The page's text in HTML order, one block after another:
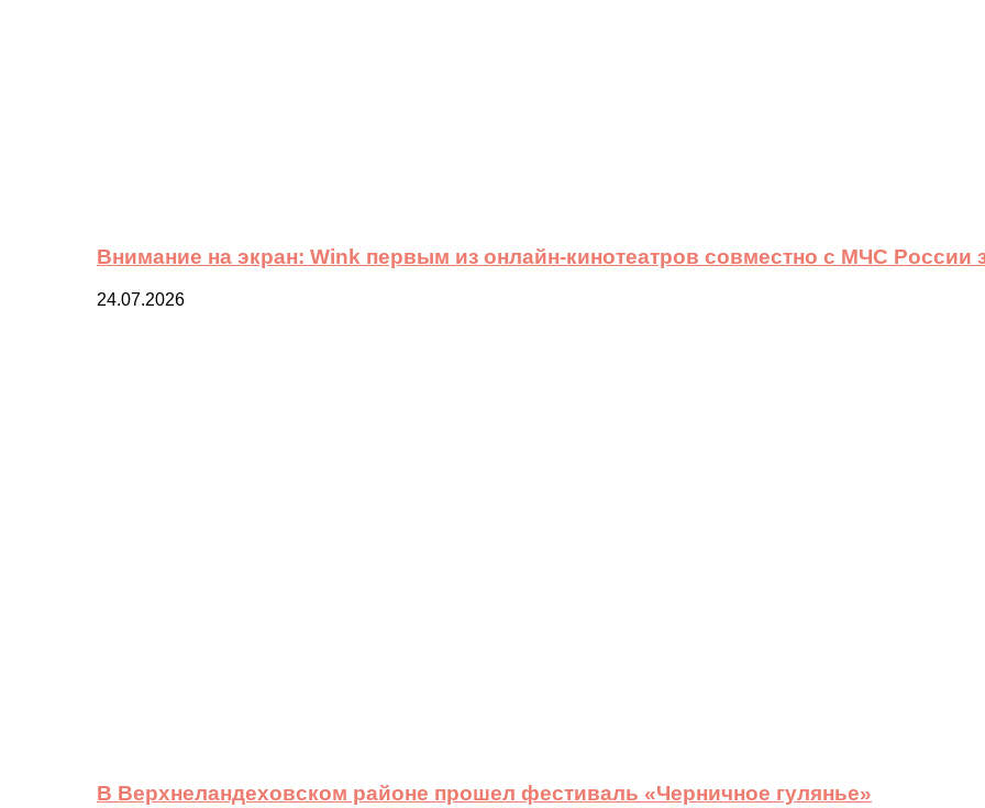
Внимание на экран: Wink первым из онлайн-кинотеатров совместно с МЧС России
24.07.2026
В Верхнеландеховском районе прошел фестиваль «Черничное гулянье»